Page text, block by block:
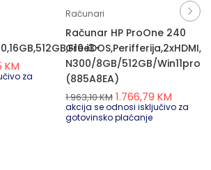
KM
za
Računari
Računar HP ProOne 240
G10 i3-
N300/8GB/512GB/Win11pro
(885A8EA)
1.963,10KM 1.766,79 KM
akcija se odnosi isključivo za
gotovinsko plaćanje